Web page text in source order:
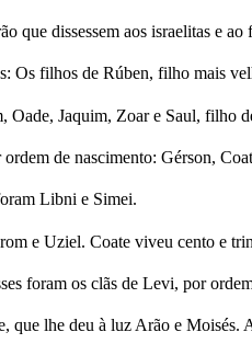
que dissessem aos israelitas e
Os filhos de Rúben, filho mais
Jaquim, Zoar e Saul, filho
de nascimento: Gérson,
Libni e Simei.
e Uziel. Coate viveu cento e
foram os clãs de Levi, por
que lhe deu à luz Arão e Moisés.